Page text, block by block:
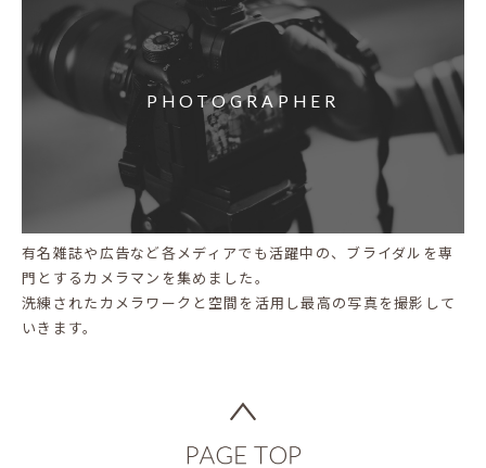
PHOTOGRAPHER
有名雑誌や広告など各メディアでも活躍中の、ブライダルを専
門とするカメラマンを集めました。
洗練されたカメラワークと空間を活用し最高の写真を撮影して
いきます。